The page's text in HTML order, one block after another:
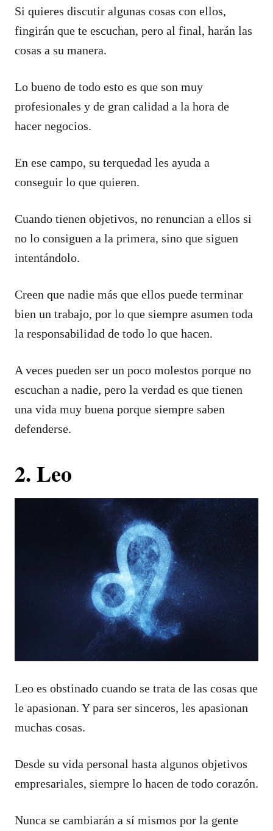
Si quieres discutir algunas cosas con ellos,
fingirán que te escuchan, pero al final, harán las
cosas a su manera.
Lo bueno de todo esto es que son muy
profesionales y de gran calidad a la hora de
hacer negocios.
En ese campo, su terquedad les ayuda a
conseguir lo que quieren.
Cuando tienen objetivos, no renuncian a ellos si
no lo consiguen a la primera, sino que siguen
intentándolo.
Creen que nadie más que ellos puede terminar
bien un trabajo, por lo que siempre asumen toda
la responsabilidad de todo lo que hacen.
A veces pueden ser un poco molestos porque no
escuchan a nadie, pero la verdad es que tienen
una vida muy buena porque siempre saben
defenderse.
2. Leo
Leo es obstinado cuando se trata de las cosas que
le apasionan. Y para ser sinceros, les apasionan
muchas cosas.
Desde su vida personal hasta algunos objetivos
empresariales, siempre lo hacen de todo corazón.
Nunca se cambiarán a sí mismos por la gente